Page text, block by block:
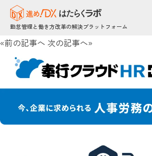
勤怠管理と働き方改革の解決プラットフォーム
勤務体系の異なる本社・工場間の勤怠管
機器製造メーカーが[[br]]RocoTimeで成
2025年6月18日 /
«前の記事へ 次の記事へ»